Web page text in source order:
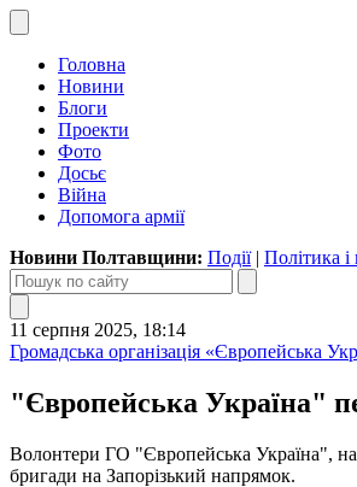
Головна
Новини
Блоги
Проекти
Фото
Досьє
Війна
Допомога армії
Новини Полтавщини: Події| Політика і
11 серпня 2025, 18:14
Громадська організація «Європейська
"Європейська Україна"
Волонтери ГО "Європейська Україна", на
бригади на Запорізький напрямок.